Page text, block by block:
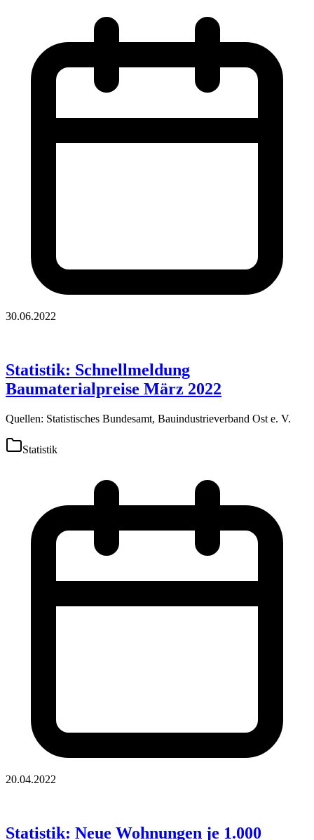
30.06.2022
Statistik: Schnellmeldung
Baumaterialpreise März 2022
Quellen: Statistisches Bundesamt, Bauindustrieverband Ost e. V.
Statistik
20.04.2022
Statistik: Neue Wohnungen je 1.000